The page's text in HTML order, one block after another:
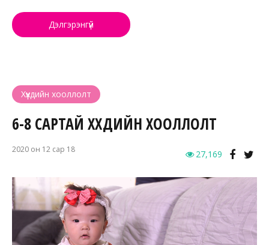
Дэлгэрэнгүй
Хүүхдийн хооллолт
6-8 САРТАЙ ХҮҮХДИЙН ХООЛЛОЛТ
2020 он 12 сар 18 27,169